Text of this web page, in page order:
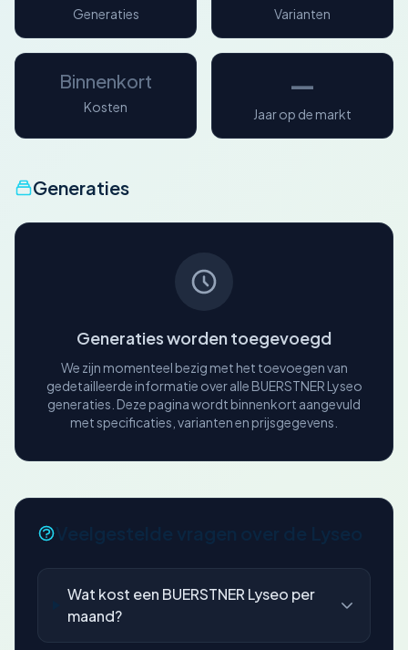
Generaties Varianten
Binnenkort
Kosten
—
Jaar op de markt
Generaties
Generaties worden toegevoegd
We zijn momenteel bezig met het toevoegen van
gedetailleerde informatie over alle BUERSTNER Lyseo
generaties. Deze pagina wordt binnenkort aangevuld
met specificaties, varianten en prijsgegevens.
Wat kost een BUERSTNER Lyseo per
maand?